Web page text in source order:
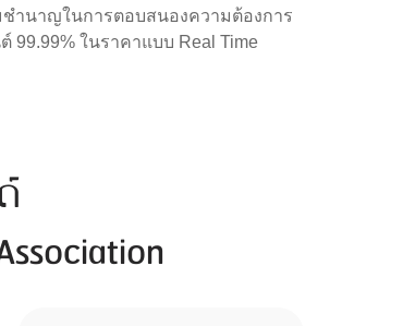
ชำนาญในการตอบสนองความต้องการ
ในราคาแบบ Real Time